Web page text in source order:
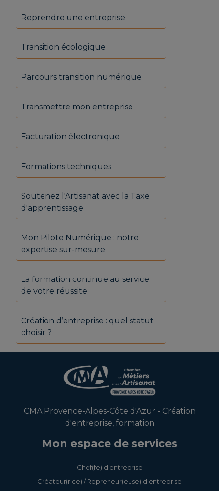
Reprendre une entreprise
Transition écologique
Parcours transition numérique
Transmettre mon entreprise
Facturation électronique
Formations techniques
Soutenez l'Artisanat avec la Taxe
d'apprentissage
Mon Pilote Numérique : notre
expertise sur-mesure
La formation continue au service
de votre réussite
Création d’entreprise : quel statut
choisir ?
CMA Provence-Alpes-Côte d'Azur - Création
d'entreprise, formation
Mon espace de services
Chef(fe) d'entreprise
Créateur(rice) / Repreneur(euse) d'entreprise